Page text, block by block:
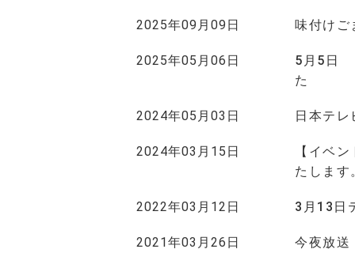
2025年09月09日 味付けご
2025年05月06日
5月5日
た
2024年05月03日 日本テ
2024年03月15日
【イベ
たします
2022年03月12日 3月13日
2021年03月26日 今夜放